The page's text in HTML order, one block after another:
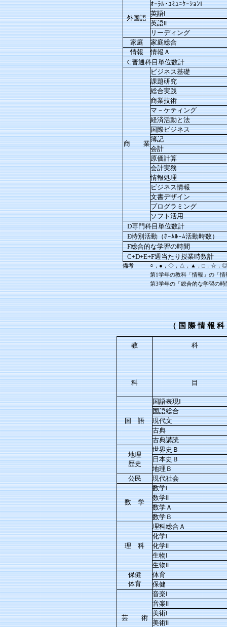
外国語
ｵｰﾗﾙ･ｺﾐｭﾆｹｰｼｮﾝⅠ
英語Ⅰ
英語Ⅱ
リーディング
家庭
家庭総合
情報
情報Ａ
C普通科目単位数計
商 業
ビジネス基礎
課題研究
総合実践
商業技術
マ－ケティング
経済活動と法
国際ビジネス
簿記
会計
原価計算
会計実務
情報処理
ビジネス情報
文書デザイン
プログラミング
ソフト活用
D専門科目単位数計
E特別活動（ﾎｰﾑﾙｰﾑ活動時数）
F総合的な学習の時間
C+D+E+F週当たり授業時数計
備考
○，●，◇，△，▲，□，☆，◎
第1学年の教科「情報」の「
第3学年の「総合的な学習の
（ 国 際 情 報 科
教 科
科 目
国 語
国語表現Ⅰ
国語総合
現代文
古典
古典講読
地理
歴史
世界史Ｂ
日本史Ｂ
地理Ｂ
公民
現代社会
数 学
数学Ⅰ
数学Ⅱ
数学Ａ
数学Ｂ
理 科
理科総合Ａ
化学Ⅰ
化学Ⅱ
生物Ⅰ
生物Ⅱ
保健
体育
体育
保健
芸 術
音楽Ⅰ
音楽Ⅱ
美術Ⅰ
美術Ⅱ